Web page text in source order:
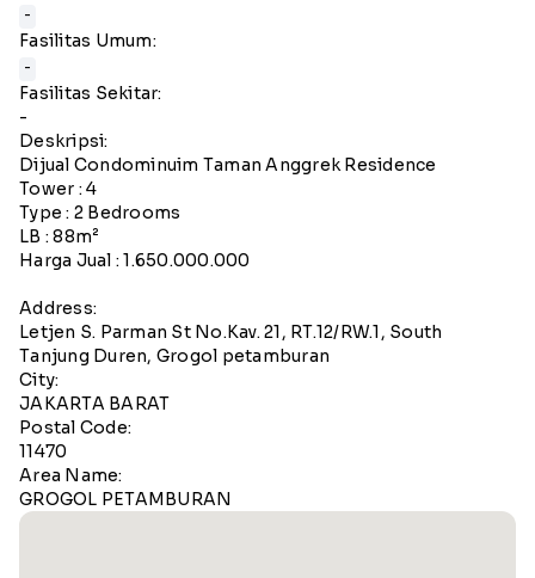
-
Fasilitas Umum:
-
Fasilitas Sekitar:
-
Deskripsi:
Dijual Condominuim Taman Anggrek Residence
Tower : 4
Type : 2 Bedrooms
LB : 88m²
Harga Jual : 1.650.000.000
Address:
Letjen S. Parman St No.Kav. 21, RT.12/RW.1, South
Tanjung Duren, Grogol petamburan
City:
JAKARTA BARAT
Postal Code:
11470
Area Name:
GROGOL PETAMBURAN